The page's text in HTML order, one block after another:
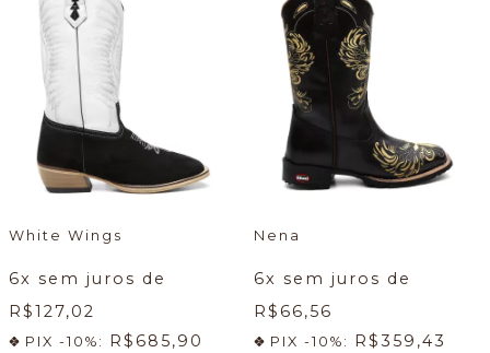
White Wings
6x sem juros de
R$127,02
PIX -10%: R$685,90
Nena
6x sem juros de
R$66,56
PIX -10%: R$359,43